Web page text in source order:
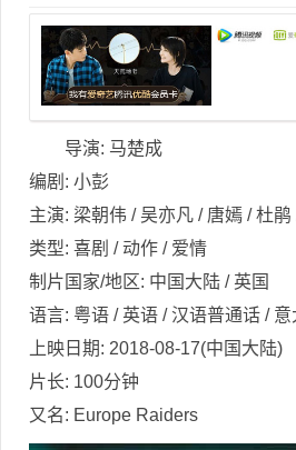
导演: 马楚成
编剧: 小彭
主演: 梁朝伟 / 吴亦凡 / 唐嫣 / 杜鹃
类型: 喜剧 / 动作 / 爱情
制片国家/地区: 中国大陆 / 英国
语言: 粤语 / 英语 / 汉语普通话 /
上映日期: 2018-08-17(中国大陆)
片长: 100分钟
又名: Europe Raiders